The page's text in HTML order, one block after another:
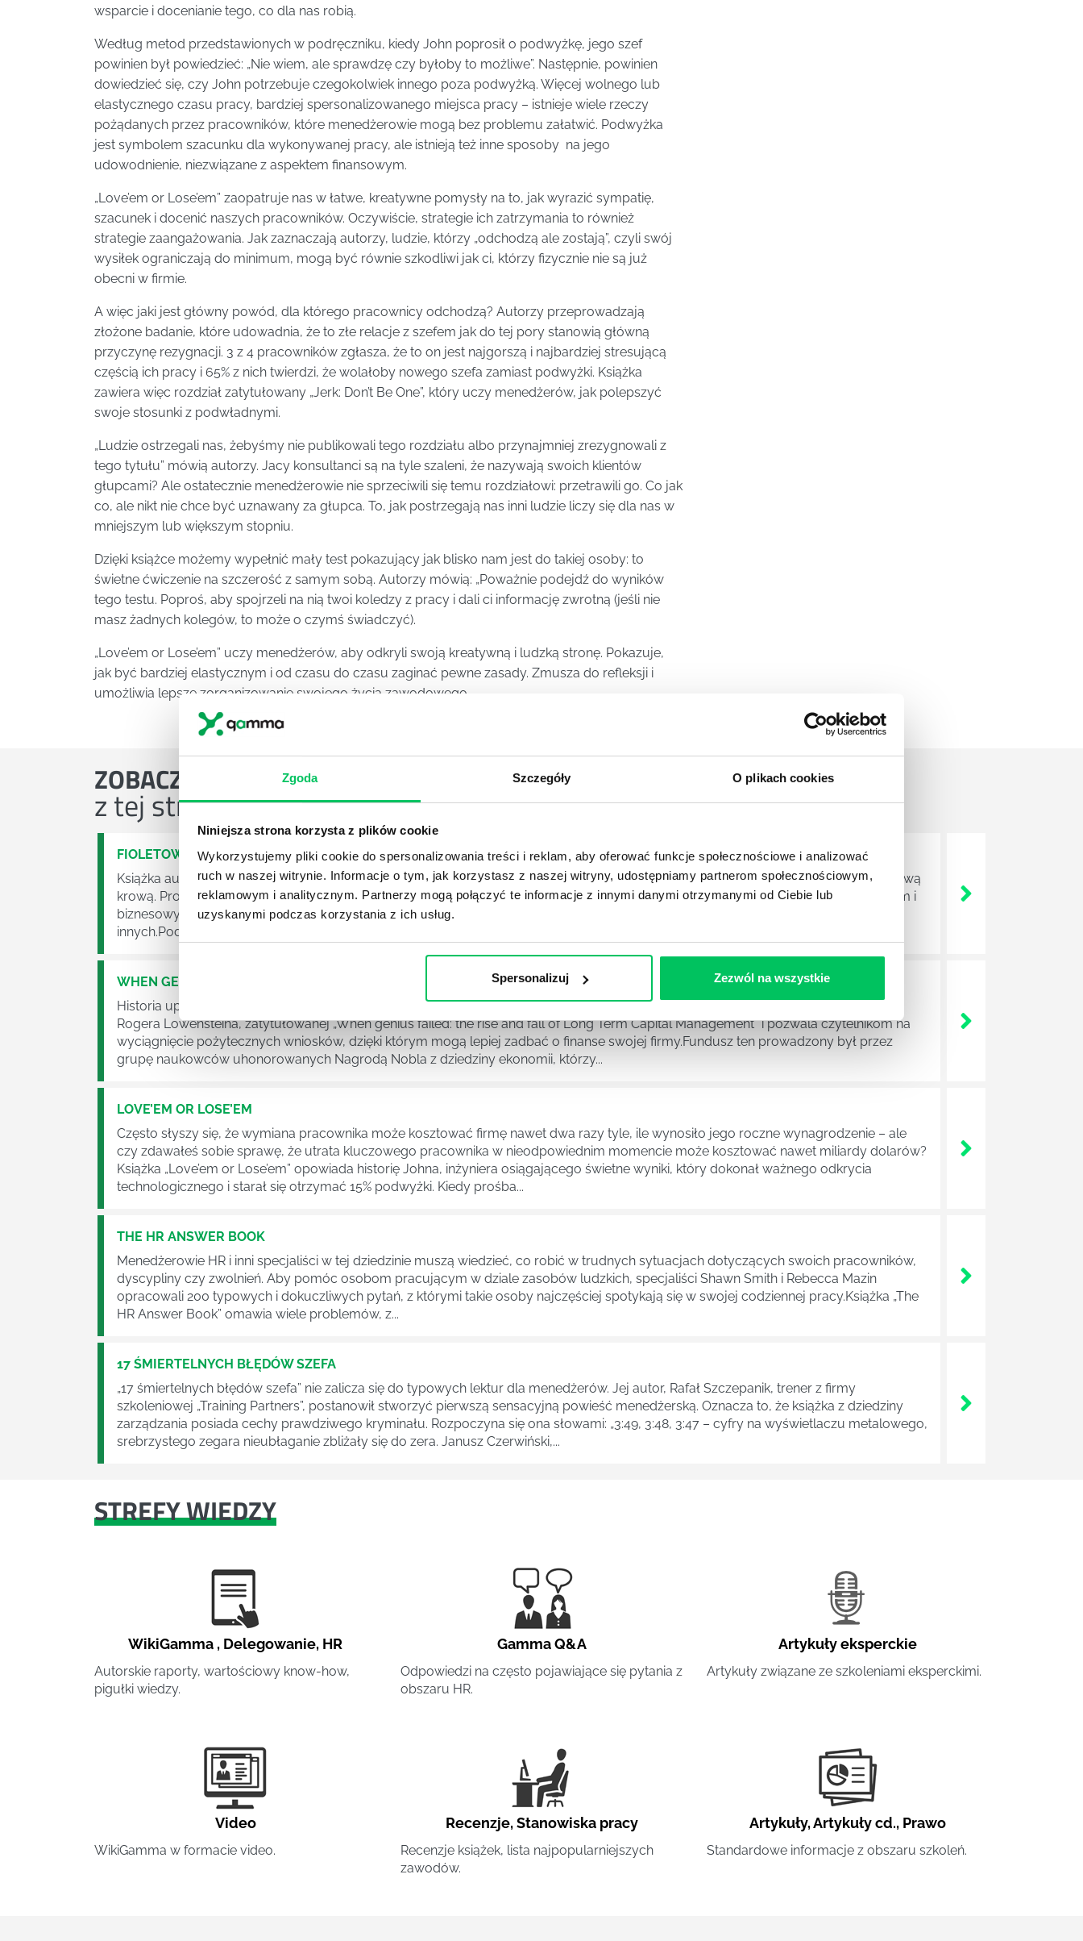
Zgoda Szczegóły O plikach cookies
Niniejsza strona korzysta z plików cookie
Wykorzystujemy pliki cookie do spersonalizowania treści i reklam, aby oferować funkcje społecznościowe i analizować
ruch w naszej witrynie. Informacje o tym, jak korzystasz z naszej witryny, udostępniamy partnerom społecznościowym,
reklamowym i analitycznym. Partnerzy mogą połączyć te informacje z innymi danymi otrzymanymi od Ciebie lub
uzyskanymi podczas korzystania z ich usług.
Spersonalizuj Zezwól na wszystkie
wsparcie i docenianie tego, co dla nas robią.
Według metod przedstawionych w podręczniku, kiedy John poprosił o podwyżkę, jego szef
powinien był powiedzieć: „Nie wiem, ale sprawdzę czy byłoby to możliwe”. Następnie, powinien
dowiedzieć się, czy John potrzebuje czegokolwiek innego poza podwyżką. Więcej wolnego lub
elastycznego czasu pracy, bardziej spersonalizowanego miejsca pracy – istnieje wiele rzeczy
pożądanych przez pracowników, które menedżerowie mogą bez problemu załatwić. Podwyżka
jest symbolem szacunku dla wykonywanej pracy, ale istnieją też inne sposoby na jego
udowodnienie, niezwiązane z aspektem finansowym.
„Love’em or Lose’em” zaopatruje nas w łatwe, kreatywne pomysły na to, jak wyrazić sympatię,
szacunek i docenić naszych pracowników. Oczywiście, strategie ich zatrzymania to również
strategie zaangażowania. Jak zaznaczają autorzy, ludzie, którzy „odchodzą ale zostają”, czyli swój
wysiłek ograniczają do minimum, mogą być równie szkodliwi jak ci, którzy fizycznie nie są już
obecni w firmie.
A więc jaki jest główny powód, dla którego pracownicy odchodzą? Autorzy przeprowadzają
złożone badanie, które udowadnia, że to złe relacje z szefem jak do tej pory stanowią główną
przyczynę rezygnacji. 3 z 4 pracowników zgłasza, że to on jest najgorszą i najbardziej stresującą
częścią ich pracy i 65% z nich twierdzi, że wolałoby nowego szefa zamiast podwyżki. Książka
zawiera więc rozdział zatytułowany „Jerk: Don’t Be One”, który uczy menedżerów, jak polepszyć
swoje stosunki z podwładnymi.
„Ludzie ostrzegali nas, żebyśmy nie publikowali tego rozdziału albo przynajmniej zrezygnowali z
tego tytułu” mówią autorzy. Jacy konsultanci są na tyle szaleni, że nazywają swoich klientów
głupcami? Ale ostatecznie menedżerowie nie sprzeciwili się temu rozdziałowi: przetrawili go. Co jak
co, ale nikt nie chce być uznawany za głupca. To, jak postrzegają nas inni ludzie liczy się dla nas w
mniejszym lub większym stopniu.
Dzięki książce możemy wypełnić mały test pokazujący jak blisko nam jest do takiej osoby: to
świetne ćwiczenie na szczerość z samym sobą. Autorzy mówią: „Poważnie podejdź do wyników
tego testu. Poproś, aby spojrzeli na nią twoi koledzy z pracy i dali ci informację zwrotną (jeśli nie
masz żadnych kolegów, to może o czymś świadczyć).
„Love’em or Lose’em” uczy menedżerów, aby odkryli swoją kreatywną i ludzką stronę. Pokazuje,
jak być bardziej elastycznym i od czasu do czasu zaginać pewne zasady. Zmusza do refleksji i
umożliwia lepsze zorganizowanie swojego życia zawodowego.
ZOBACZ OSTATNIE ARTYKUŁY
z tej strefy wiedzy
FIOLETOWA KROWA
Książka autorstwa Setha Godina zachęca do tego, aby wprowadzić do swojego życia pewien wyjątkowy element – nazywany fioletową
krową. Prostota tego przekazu odkrywa głębszy sens lektury: fioletowa krowa jest niczym innym, jak pewnym celem marketingowym i
biznesowym, motywującym do działania i do tworzenia produktów oraz usług, które są atrakcyjne i wyróżniające się na tle
innych.Podtytuł książki brzmi: „Zmień się i...
WHEN GENIUS FAILED
Historia upadku funduszu hedgingowego LTCM (Long Term Capital Management) zostaje opowiedziana po raz kolejny w książce
Rogera Lowensteina, zatytułowanej „When genius failed: the rise and fall of Long Term Capital Management” i pozwala czytelnikom na
wyciągnięcie pożytecznych wniosków, dzięki którym mogą lepiej zadbać o finanse swojej firmy.Fundusz ten prowadzony był przez
grupę naukowców uhonorowanych Nagrodą Nobla z dziedziny ekonomii, którzy...
LOVE’EM OR LOSE’EM
Często słyszy się, że wymiana pracownika może kosztować firmę nawet dwa razy tyle, ile wynosiło jego roczne wynagrodzenie – ale
czy zdawałeś sobie sprawę, że utrata kluczowego pracownika w nieodpowiednim momencie może kosztować nawet miliardy dolarów?
Książka „Love’em or Lose’em” opowiada historię Johna, inżyniera osiągającego świetne wyniki, który dokonał ważnego odkrycia
technologicznego i starał się otrzymać 15% podwyżki. Kiedy prośba...
THE HR ANSWER BOOK
Menedżerowie HR i inni specjaliści w tej dziedzinie muszą wiedzieć, co robić w trudnych sytuacjach dotyczących swoich pracowników,
dyscypliny czy zwolnień. Aby pomóc osobom pracującym w dziale zasobów ludzkich, specjaliści Shawn Smith i Rebecca Mazin
opracowali 200 typowych i dokuczliwych pytań, z którymi takie osoby najczęściej spotykają się w swojej codziennej pracy.Książka „The
HR Answer Book” omawia wiele problemów, z...
17 ŚMIERTELNYCH BŁĘDÓW SZEFA
„17 śmiertelnych błędów szefa” nie zalicza się do typowych lektur dla menedżerów. Jej autor, Rafał Szczepanik, trener z firmy
szkoleniowej „Training Partners”, postanowił stworzyć pierwszą sensacyjną powieść menedżerską. Oznacza to, że książka z dziedziny
zarządzania posiada cechy prawdziwego kryminału. Rozpoczyna się ona słowami: „3:49, 3:48, 3:47 – cyfry na wyświetlaczu metalowego,
srebrzystego zegara nieubłaganie zbliżały się do zera. Janusz Czerwiński,...
STREFY WIEDZY
WikiGamma , Delegowanie, HR
Autorskie raporty, wartościowy know-how,
pigułki wiedzy.
Gamma Q&A
Odpowiedzi na często pojawiające się pytania z
obszaru HR.
Artykuły eksperckie
Artykuły związane ze szkoleniami eksperckimi.
Video
WikiGamma w formacie video.
Recenzje,Stanowiska pracy
Recenzje książek, lista najpopularniejszych
zawodów.
Artykuły,Artykuły cd., Prawo
Standardowe informacje z obszaru szkoleń.